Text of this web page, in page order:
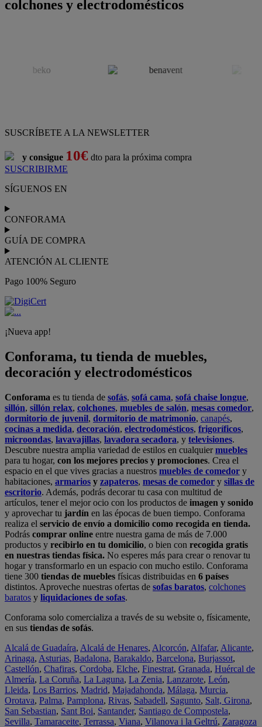
colchones y electrodomésticos
SUSCRÍBETE A LA NEWSLETTER
y consigue 10€ dto para la próxima compra
SUSCRIBIRME
SÍGUENOS EN
CONFORAMA
GUÍA DE COMPRA
ATENCIÓN AL CLIENTE
Pago 100% Seguro
¡Nueva app!
Conforama, tu tienda de muebles,
decoración y electrodomésticos
Conforama es tu tienda de sofás, sofá cama, sofá chaise longue,
sillón, sillón relax, colchones, muebles de salón, mesas comedor,
dormitorio de juvenil, dormitorio de matrimonio, canapés,
cocinas a medida, decoración, electrodomésticos, frigoríficos,
microondas, lavavajillas, lavadora secadora, y televisiones.
Descubre nuestra amplia variedad de estilos en cualquiermuebles
para tu hogar, con los mejores precios y promociones. Crea el
espacio en el que vives gracias a nuestros muebles de comedor y
habitaciones, armarios y zapateros, mesas de comedor y sillas de
escritorio. Además, podrás decorar tu casa con multitud de
artículos, tener el mejor ocio con los productos de imagen y sonido
y aprovechar tu jardín en las épocas de buen tiempo. Conforama
realiza el servicio de envío a domicilio como recogida en tienda.
Podrás comprar online entre nuestra gama de más de 7.000
productos y recibirlo en tu domicilio, o bien con recogida gratis
en nuestras tiendas física. No esperes más para crear o renovar tu
hogar y transformarlo en un espacio con mucho estilo. Conforama
tiene 300 tiendas de muebles físicas distribuidas en 6 países
distintos. Aproveche nuestras ofertas de sofas baratos, colchones
baratos y liquidaciones de sofas.
Conforama solo comercializa a través de su website o, físicamente,
en sus tiendas de sofás.
Alcalá de Guadaíra, Alcalá de Henares, Alcorcón, Alfafar, Alicante,
Arinaga, Asturias, Badalona, Barakaldo, Barcelona, Burjassot,
Castellón, Chafiras, Cordoba, Elche, Finestrat, Granada, Huércal de
Almería, La Coruña, La Laguna, La Zenia, Lanzarote, León,
Lleida, Los Barrios, Madrid, Majadahonda, Málaga, Murcia,
Orotava, Palma, Pamplona, Rivas, Sabadell, Sagunto, Salt, Girona,
San Sebastian, Sant Boi, Santander, Santiago de Compostela,
Sevilla, Tamaraceite, Terrassa, Viana, Vilanova i la Geltrú, Zaragoza